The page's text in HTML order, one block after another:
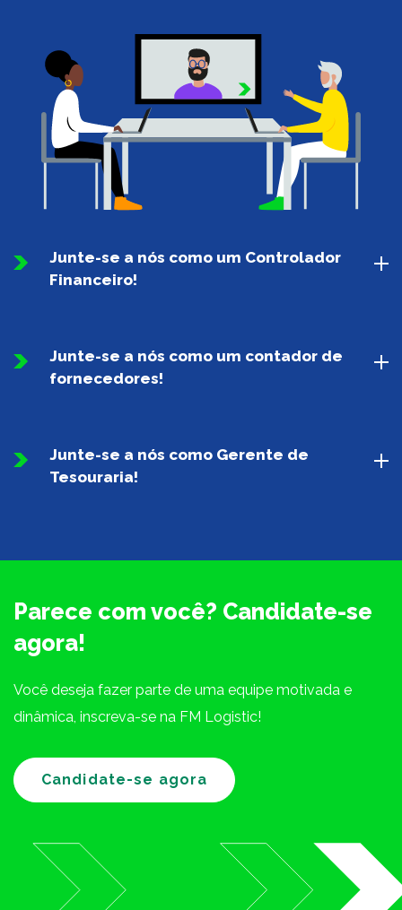
Junte-se a nós como um Controlador
Financeiro!
Junte-se a nós como um contador de
fornecedores!
Junte-se a nós como Gerente de
Tesouraria!
Parece com você? Candidate-se
agora!
Você deseja fazer parte de uma equipe motivada e
dinâmica, inscreva-se na FM Logistic!
Candidate-se agora